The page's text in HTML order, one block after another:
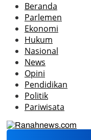
Beranda
Parlemen
Ekonomi
Hukum
Nasional
News
Opini
Pendidikan
Politik
Pariwisata